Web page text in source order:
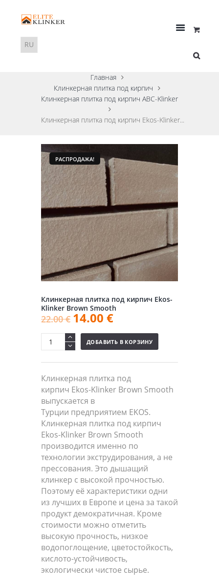
Главная
Клинкерная плитка под кирпич
Клинкерная плитка под кирпич ABC-Klinker
Клинкерная плитка под кирпич Ekos-Klinker...
РАСПРОДАЖА!
Клинкерная плитка под кирпич Ekos-
Klinker Brown Smooth
22.00€ 14.00 €
ДОБАВИТЬ В КОРЗИНУ
Клинкерная плитка под
кирпич Ekos-Klinker Brown Smooth
выпускается в
Турции предприятием EKOS.
Клинкерная плитка под кирпич
Ekos-Klinker Brown Smooth
производится именно по
технологии экструдирования, а не
прессования. Это дышащий
клинкер с высокой прочностью.
Поэтому её характеристики одни
из лучших в Европе и цена за такой
продукт демократичная. Кроме
стоимости можно отметить
высокую прочность, низкое
водопоглощение, цветостойкость,
кислото-устойчивость,
экологически чистое сырье.